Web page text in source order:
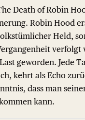
Death of Robin
Robin Hood
Held,
verfolgt
geworden. Jede
kehrt als Echo
dass man
kann.